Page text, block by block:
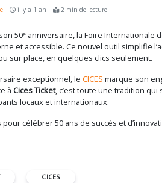
il y a 1 an 2 min de lecture
50ᵉ anniversaire, la Foire Internationale
et accessible. Ce nouvel outil simplifie
sur place, en quelques clics seulement.
exceptionnel, leCICES marque son
à Cices Ticket, c’est toute une tradition qui
locaux et internationaux.
célébrer 50 ans de succès et
CICES